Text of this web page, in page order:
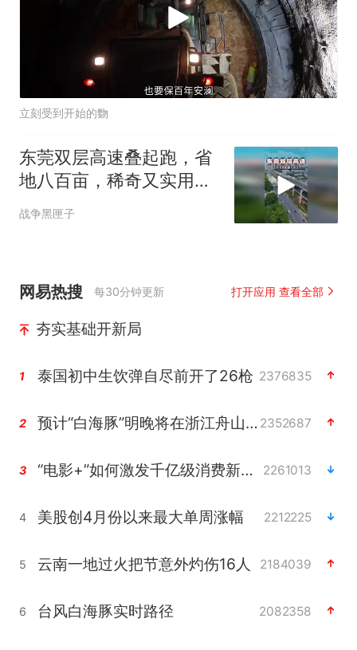
立刻受到开始的覅
东莞双层高速叠起跑，省
地八百亩，稀奇又实用，
真的震撼
战争黑匣子
网易热搜 每30分钟更新 打开应用 查看全部
夯实基础开新局
1 泰国初中生饮弹自尽前开了26枪 2376835
2 预计“白海豚”明晚将在浙江舟山到福建福鼎一带沿海登陆 2352687
3 “电影+”如何激发千亿级消费新活力？ 2261013
4 美股创4月份以来最大单周涨幅 2212225
5 云南一地过火把节意外灼伤16人 2184039
6 台风白海豚实时路径 2082358